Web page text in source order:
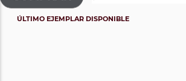
ÚLTIMO EJEMPLAR DISPONIBLE